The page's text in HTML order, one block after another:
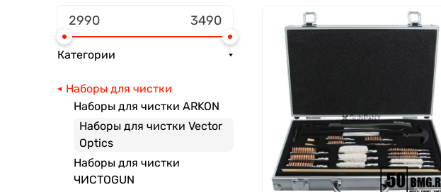
Категории
Наборы для чистки
Наборы для чистки ARKON
Наборы для чистки Vector
Optics
Наборы для чистки
ЧИСТОGUN